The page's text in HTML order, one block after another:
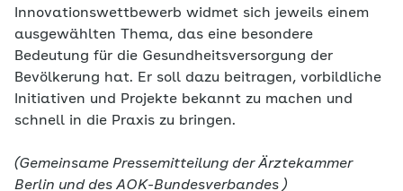
Innovationswettbewerb widmet sich jeweils einem
ausgewählten Thema, das eine besondere
Bedeutung für die Gesundheitsversorgung der
Bevölkerung hat. Er soll dazu beitragen, vorbildliche
Initiativen und Projekte bekannt zu machen und
schnell in die Praxis zu bringen.
(Gemeinsame Pressemitteilung der Ärztekammer
Berlin und des AOK-Bundesverbandes )